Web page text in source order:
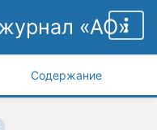
«АО»
Содержание